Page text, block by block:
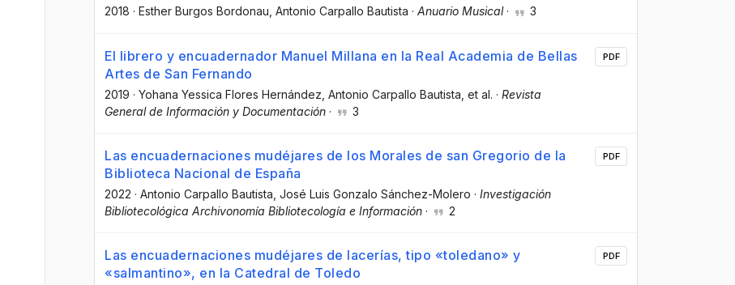
2018 · Esther Burgos Bordonau , Antonio Carpallo Bautista · Anuario Musical· 3
El librero y encuadernador Manuel Millana en la Real Academia de Bellas
Artes de San Fernando
2019 · Yohana Yessica Flores Hernández , Antonio Carpallo Bautista , et al. · Revista
General de Información y Documentación · 3
PDF
Las encuadernaciones mudéjares de los Morales de san Gregorio de la
Biblioteca Nacional de España
2022 · Antonio Carpallo Bautista , José Luis Gonzalo Sánchez-Molero · Investigación
Bibliotecológica Archivonomía Bibliotecología e Información · 2
PDF
Las encuadernaciones mudéjares de lacerías, tipo «toledano» y
«salmantino», en la Catedral de Toledo
PDF